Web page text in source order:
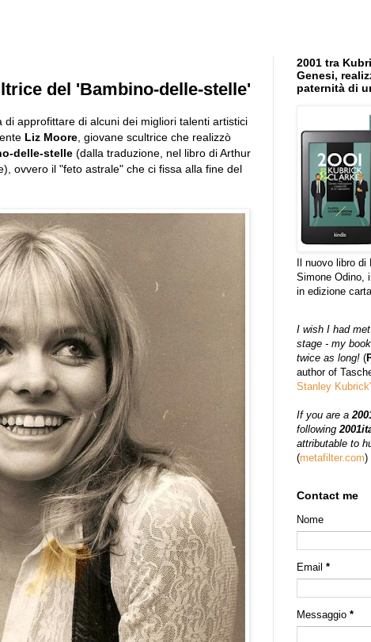
del 'Bambino-delle-stelle'
di approfittare di alcuni dei migliori talenti artistici
Liz Moore , giovane scultrice che realizzò
delle-stelle (dalla traduzione, nel libro di Arthur
ovvero il "feto astrale" che ci fissa alla fine del
2001 tra
Genesi,
paternità di
Il nuovo libro
Simone Odino,
in edizione
I wish I had
stage - my
twice as long! (
author of
Stanley
If you are a
following
attributable to
(metafilter.com)
Contact me
Nome
Email *
Messaggio *